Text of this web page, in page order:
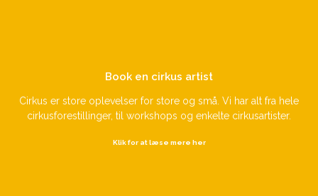
Book en cirkus artist
Cirkus er store oplevelser for store og små. Vi har alt fra hele
cirkusforestillinger, til workshops og enkelte cirkusartister.
Klik for at læse mere her